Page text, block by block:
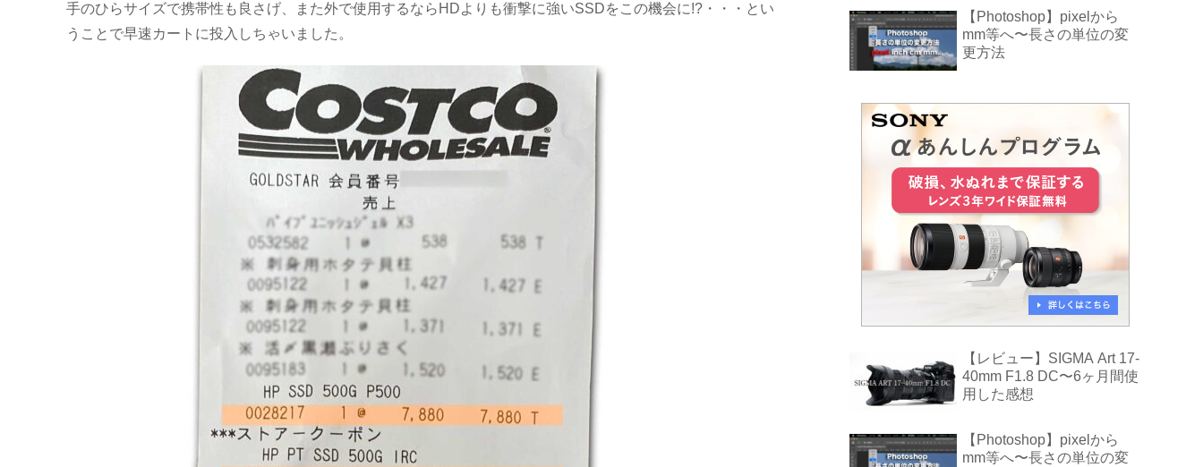
手のひらサイズで携帯性も良さげ、また外で使用するならHDよりも衝撃に強いSSDをこの機会に!?・・・とい
うことで早速カートに投入しちゃいました。
【Photoshop】pixelから
mm等へ〜長さの単位の変
更方法
【レビュー】SIGMA Art 17-
40mm F1.8 DC〜6ヶ月間使
用した感想
【Photoshop】pixelから
mm等へ〜長さの単位の変